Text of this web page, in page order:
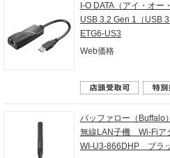
I-O DATA（アイ・オー
USB 3.2 Gen 1（USB
ETG6-US3
Web価格
バッファロー（Buffalo）
無線LAN子機 Wi-Fiア
WI-U3-866DHP ブラ